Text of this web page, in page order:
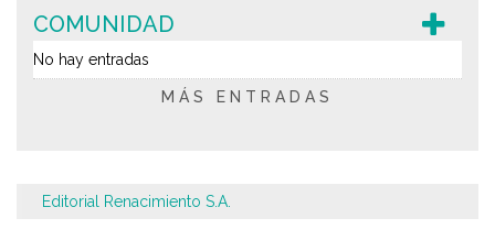
COMUNIDAD
No hay entradas
MÁS ENTRADAS
Editorial Renacimiento S.A.